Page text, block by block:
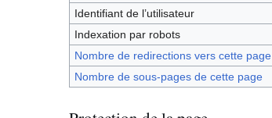
Identifiant de l’utilisateur
Indexation par robots
Nombre de redirections vers cette page
Nombre de sous-pages de cette page